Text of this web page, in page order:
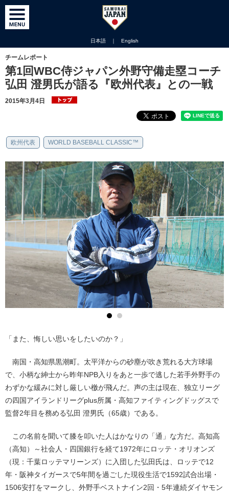
日本語 ｜ English
チームレポート
第1回WBC侍ジャパン外野守備走塁コーチ
弘田 澄男氏が語る『欧州代表』との一戦
2015年3月4日
欧州代表 WORLD BASEBALL CLASSIC™
「また、悔しい思いをしたいのか？」
南国・高知県黒潮町。太平洋からの砂塵が吹き荒れる大方球場
で、小柄な紳士から昨年NPB入りをあと一歩で逃した若手外野手の
わずかな緩みに対し厳しい檄が飛んだ。声の主は現在、独立リーグ
の四国アイランドリーグplus所属・高知ファイティングドッグスで
監督2年目を務める弘田 澄男氏（65歳）である。
この名前を聞いて膝を叩いた人はかなりの「通」な方だ。高知高
（高知）～社会人・四国銀行を経て1972年にロッテ・オリオンズ
（現：千葉ロッテマリーンズ）に入団した弘田氏は、ロッテで12
年・阪神タイガースで5年間を過ごした現役生活で1592試合出場・
1506安打をマークし、外野手ベストナイン2回・5年連続ダイヤモン